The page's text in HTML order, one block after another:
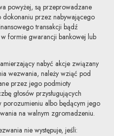
powyżej, są przeprowadzane
przez nabywającego
transakcji bądź
formie gwarancji bankowej lub
nabyć akcje związany
wezwania, należy wziąć pod
przez jego podmioty
głosów przysługujących
porozumieniu albo będącym jego
na walnym zgromadzeniu.
nie występuje, jeśli: